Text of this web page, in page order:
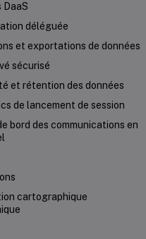
DaaS
déléguée
et exportations de données
sécurisé
et rétention des données
de lancement de session
bord des communications en
cartographique